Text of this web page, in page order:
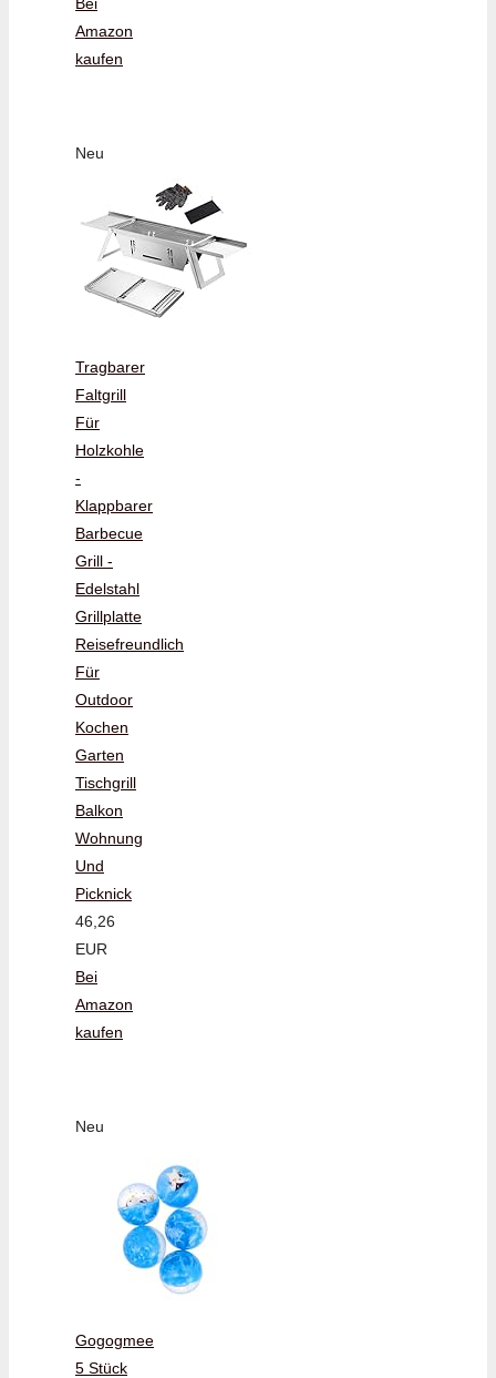
Amazon
kaufen
Neu
Tragbarer
Faltgrill
Für
Holzkohle
-
Klappbarer
Barbecue
Grill -
Edelstahl
Grillplatte
Reisefreundlich
Für
Outdoor
Kochen
Garten
Tischgrill
Balkon
Wohnung
Und
Picknick
46,26
EUR
Bei
Amazon
kaufen
Neu
Gogogmee
5 Stück